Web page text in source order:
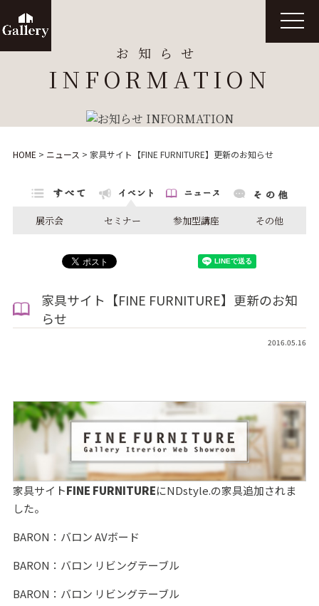
お知らせ
INFORMATION
t
o
g
HOME > ニュース > 家具サイト【FINE FURNITURE】更新のお知らせ
展示会 セミナー 参加型講座 その他
家具サイト【FINE FURNITURE】更新のお知
らせ
2016.05.16
家具サイトFINE FURNITUREにNDstyle.の家具追加されま
した。
BARON：バロン AVボード
BARON：バロン リビングテーブル
BARON：バロン リビングテーブル